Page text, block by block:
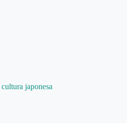
japonesa